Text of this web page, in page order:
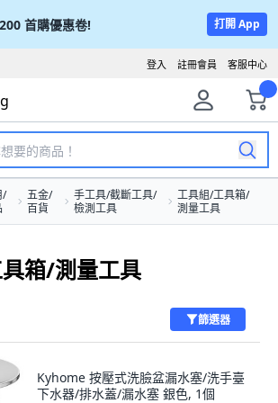
首購優惠卷! 打開 App
客服中心
註冊會員
登入
/
五金/
百貨
手工具/截斷工具/
檢測工具
工具組/工具箱/
測量工具
箱/測量工具
篩選器
Kyhome 按壓式洗臉盆漏水塞/洗手臺
下水器/排水蓋/漏水塞 銀色, 1個